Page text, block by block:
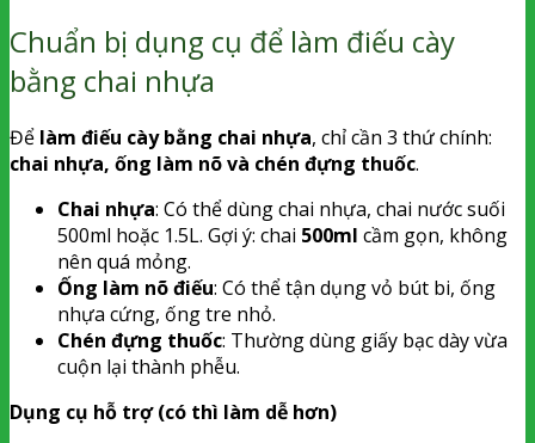
Chuẩn bị dụng cụ để làm điếu cày
bằng chai nhựa
Để làm điếu cày bằng chai nhựa, chỉ cần 3 thứ chính:
chai nhựa, ống làm nõ và chén đựng thuốc.
Chai nhựa: Có thể dùng chai nhựa, chai nước suối
500ml hoặc 1.5L. Gợi ý: chai 500ml cầm gọn, không
nên quá mỏng.
Ống làm nõ điếu: Có thể tận dụng vỏ bút bi, ống
nhựa cứng, ống tre nhỏ.
Chén đựng thuốc: Thường dùng giấy bạc dày vừa
cuộn lại thành phễu.
Dụng cụ hỗ trợ (có thì làm dễ hơn)